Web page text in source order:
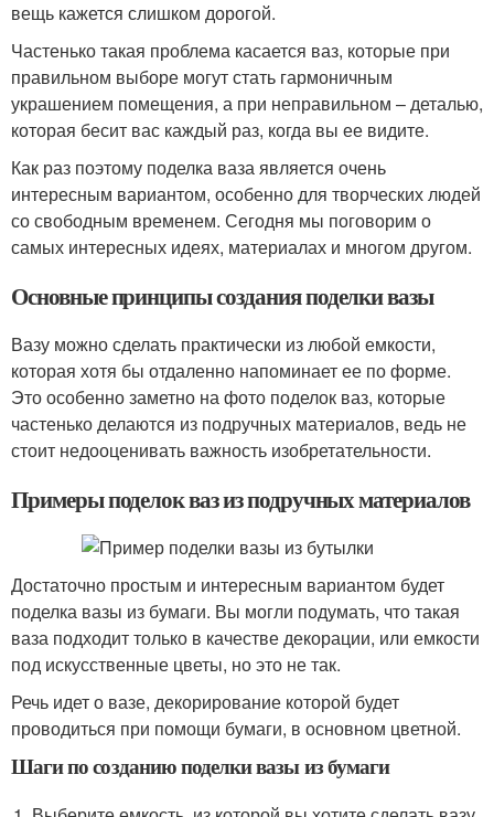
вещь кажется слишком дорогой.
Частенько такая проблема касается ваз, которые при
правильном выборе могут стать гармоничным
украшением помещения, а при неправильном – деталью,
которая бесит вас каждый раз, когда вы ее видите.
Как раз поэтому поделка ваза является очень
интересным вариантом, особенно для творческих людей
со свободным временем. Сегодня мы поговорим о
самых интересных идеях, материалах и многом другом.
Основные принципы создания поделки вазы
Вазу можно сделать практически из любой емкости,
которая хотя бы отдаленно напоминает ее по форме.
Это особенно заметно на фото поделок ваз, которые
частенько делаются из подручных материалов, ведь не
стоит недооценивать важность изобретательности.
Примеры поделок ваз из подручных материалов
Достаточно простым и интересным вариантом будет
поделка вазы из бумаги. Вы могли подумать, что такая
ваза подходит только в качестве декорации, или емкости
под искусственные цветы, но это не так.
Речь идет о вазе, декорирование которой будет
проводиться при помощи бумаги, в основном цветной.
Шаги по созданию поделки вазы из бумаги